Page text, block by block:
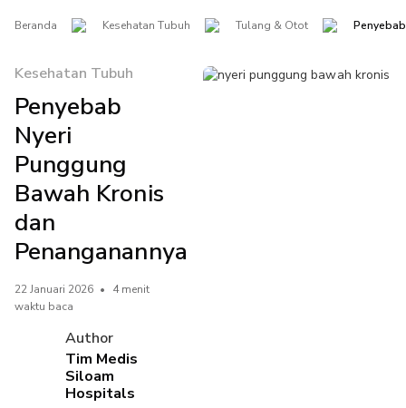
Beranda Kesehatan Tubuh Tulang & Otot
Kesehatan Tubuh
Penyebab
Nyeri
Punggung
Bawah Kronis
dan
Penanganannya
22 Januari 2026 •
4 menit
waktu baca
Author
Tim Medis
Siloam
Hospitals